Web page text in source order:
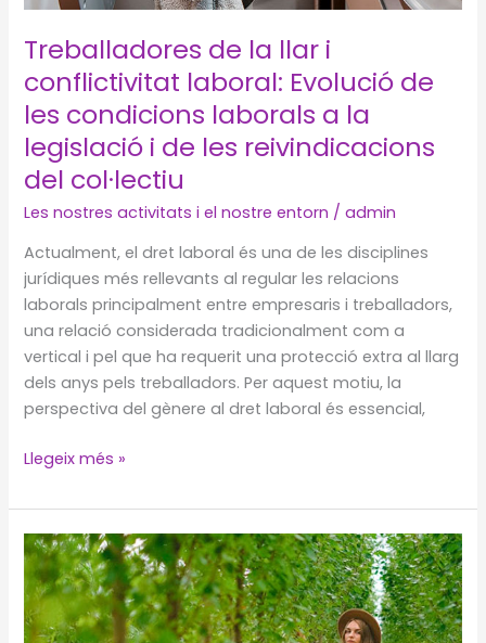
Treballadores de la llar i
conflictivitat laboral: Evolució de
les condicions laborals a la
legislació i de les reivindicacions
del col·lectiu
Les nostres activitats i el nostre entorn /admin
Actualment, el dret laboral és una de les disciplines
jurídiques més rellevants al regular les relacions
laborals principalment entre empresaris i treballadors,
una relació considerada tradicionalment com a
vertical i pel que ha requerit una protecció extra al llarg
dels anys pels treballadors. Per aquest motiu, la
perspectiva del gènere al dret laboral és essencial,
Treballadores
la
llar
i
conflictivitat
laboral:
Llegeix més »